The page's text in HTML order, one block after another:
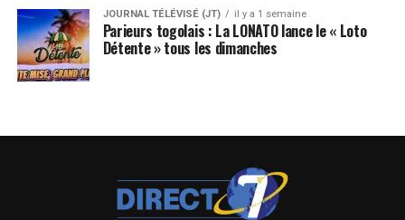
JOURNAL TÉLÉVISÉ (JT) il y a 1 semaine
Parieurs togolais : La LONATO lance le « Loto
Détente » tous les dimanches